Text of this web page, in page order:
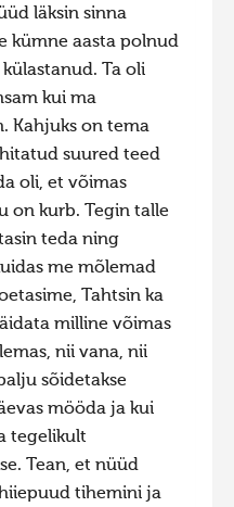
läksin sinna
kümne aasta polnud
Ta oli
kui ma
Kahjuks on tema
suured teed
oli, et võimas
on kurb. Tegin talle
teda ning
me mõlemad
Tahtsin ka
milline võimas
nii vana, nii
sõidetakse
mööda ja kui
tegelikult
Tean, et nüüd
tihemini ja